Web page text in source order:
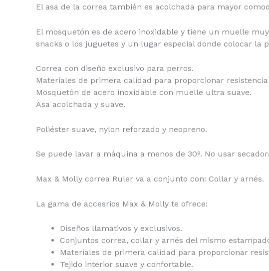
El asa de la correa también es acolchada para mayor
El mosquetón es de acero inoxidable y tiene un muelle
snacks o los juguetes y un lugar especial donde colocar la
Correa con diseño exclusivo para perros.
Materiales de primera calidad para proporcionar
Mosquetón de acero inoxidable con muelle ultra suave.
Asa acolchada y suave.
Poliéster suave, nylon reforzado y neopreno.
Se puede lavar a máquina a menos de 30º. No usar
Max & Molly correa Ruler va a conjunto con: Collar y arnés.
La gama de accesrios Max & Molly te ofrece:
Diseños llamativos y exclusivos.
Conjuntos correa, collar y arnés del mismo
Materiales de primera calidad para proporcionar
Tejido interior suave y confortable.